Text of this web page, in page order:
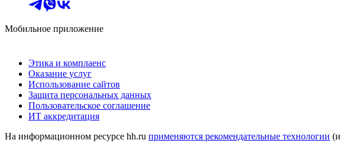
Мобильное приложение
Этика и комплаенс
Оказание услуг
Использование сайтов
Защита персональных данных
Пользовательское соглашение
ИТ аккредитация
На информационном ресурсе hh.ru применяются рекомендательные технологии